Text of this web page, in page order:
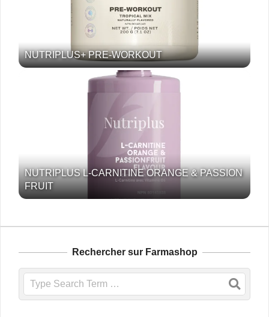
NUTRIPLUS+ PRE-WORKOUT
NUTRIPLUS L-CARNITINE ORANGE & PASSION
FRUIT
Rechercher sur Farmashop
Search